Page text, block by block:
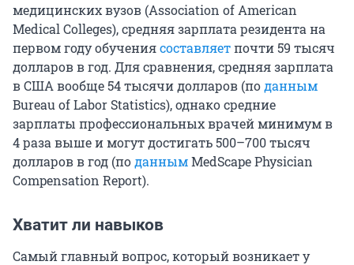
медицинских вузов (Association of American
Medical Colleges), средняя зарплата резидента на
первом году обучениясоставляетпочти 59 тысяч
долларов в год. Для сравнения, средняя зарплата
в США вообще 54 тысячи долларов (поданным
Bureau of Labor Statistics), однако средние
зарплаты профессиональных врачей минимум в
4 раза выше и могут достигать 500–700 тысяч
долларов в год (поданнымMedScape Physician
Compensation Report).
Хватит ли навыков
Самый главный вопрос, который возникает у